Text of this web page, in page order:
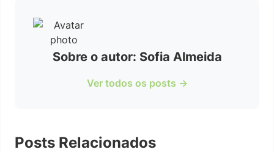
Sobre o autor: Sofia Almeida
Ver todos os posts →
Posts Relacionados